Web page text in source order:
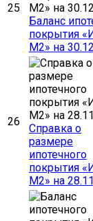
25
Баланс
покрытия
М2» на
26
Cправка о
размере
ипотечного
покрытия
М2» на